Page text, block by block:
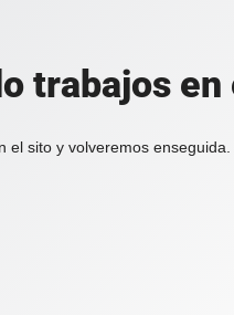
trabajos
sito y volveremos enseguida.